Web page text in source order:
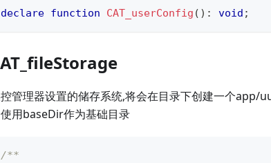
declare function CAT_userConfig ( ) : void ;
管理器设置的储存系统,将会在目录下创建一个app/
用baseDir作为基础目录
/**